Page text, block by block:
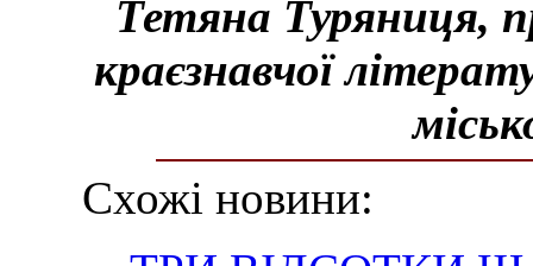
Тетяна Туряниця,
краєзнавчої
Схожі новини: